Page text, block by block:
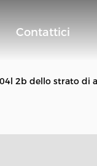
Contattici
2b dello strato di